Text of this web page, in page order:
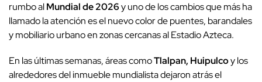
rumbo alMundial de 2026y uno de los cambios que más ha
llamado la atención es el nuevo color de puentes, barandales
y mobiliario urbano en zonas cercanas al Estadio Azteca.
En las últimas semanas, áreas comoTlalpan, Huipulcoy los
alrededores del inmueble mundialista dejaron atrás el